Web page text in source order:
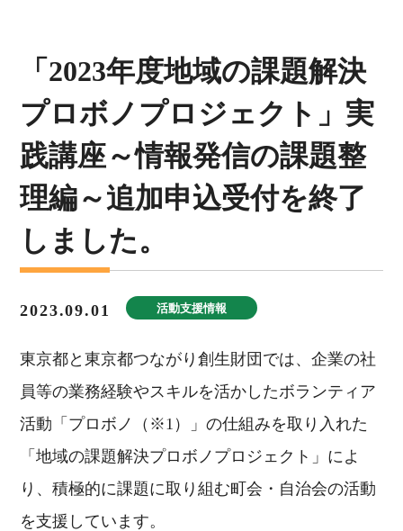
「2023年度地域の課題解決
プロボノプロジェクト」実
践講座～情報発信の課題整
理編～追加申込受付を終了
しました。
2023.09.01 活動支援情報
東京都と東京都つながり創生財団では、企業の社
員等の業務経験やスキルを活かしたボランティア
活動「プロボノ（※1）」の仕組みを取り入れた
「地域の課題解決プロボノプロジェクト」によ
り、積極的に課題に取り組む町会・自治会の活動
を支援しています。